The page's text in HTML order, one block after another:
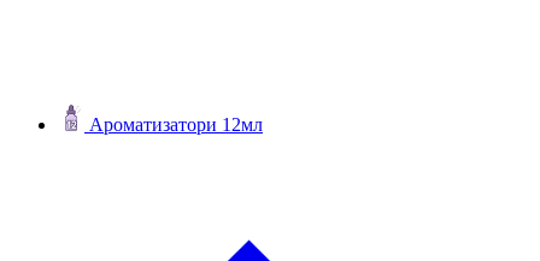
Ароматизатори 12мл